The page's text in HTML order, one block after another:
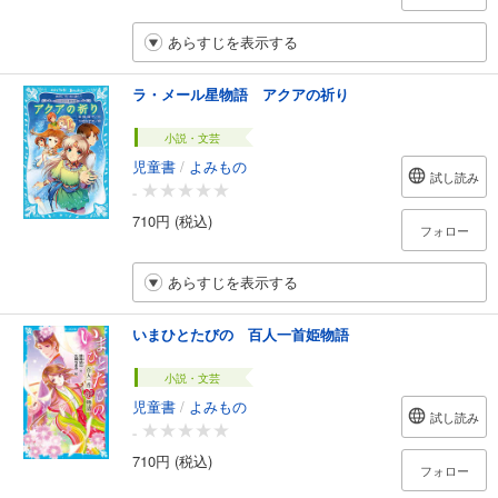
あらすじを表示する
ラ・メール星物語 アクアの祈り
小説・文芸
児童書 / よみもの
-
710円 (税込)
試し読み
フォロー
あらすじを表示する
いまひとたびの 百人一首姫物語
小説・文芸
児童書 / よみもの
-
710円 (税込)
試し読み
フォロー